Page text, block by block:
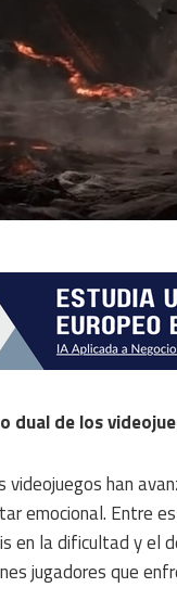
dual de los
videojuegos han
emocional. Entre
en la dificultad y el
jugadores que